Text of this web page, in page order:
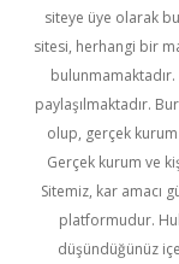
siteye üye olarak
sitesi, herhangi bir
bulunmamaktadır.
paylaşılmaktadır.
olup, gerçek kurum
Gerçek kurum ve
Sitemiz, kar amacı
platformudur.
düşündüğünüz